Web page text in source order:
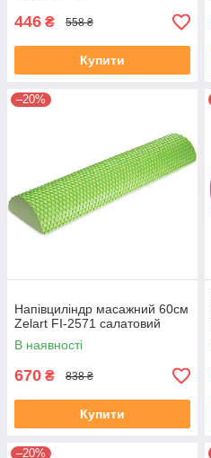
446 ₴ 558 ₴
Купити
–20%
Напівциліндр масажний 60см
Zelart FI-2571 салатовий
В наявності
670 ₴ 838 ₴
Купити
–20%